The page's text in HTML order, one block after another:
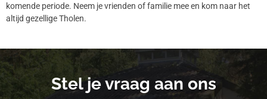
komende periode. Neem je vrienden of familie mee en kom naar het
altijd gezellige Tholen.
Stel je vraag aan ons